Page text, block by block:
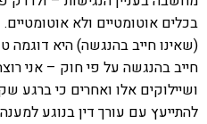
בכלים אוטומטיים ולא
(שאינו חייב בהנגשה) היא דוגמה
חייב בהנגשה על פי חוק – אני
ושיילוקים אלו ואחרים כי ברגע
להתייעץ עם עורך דין בנוגע